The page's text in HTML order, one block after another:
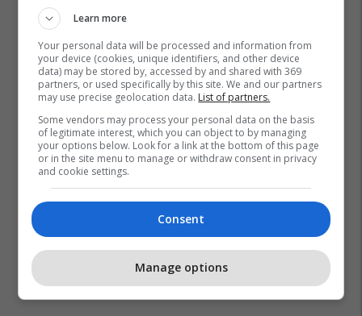
Learn more
Your personal data will be processed and information from
your device (cookies, unique identifiers, and other device
data) may be stored by, accessed by and shared with 369
partners, or used specifically by this site. We and our partners
may use precise geolocation data. List of partners.
Some vendors may process your personal data on the basis
of legitimate interest, which you can object to by managing
your options below. Look for a link at the bottom of this page
or in the site menu to manage or withdraw consent in privacy
and cookie settings.
Consent
Manage options